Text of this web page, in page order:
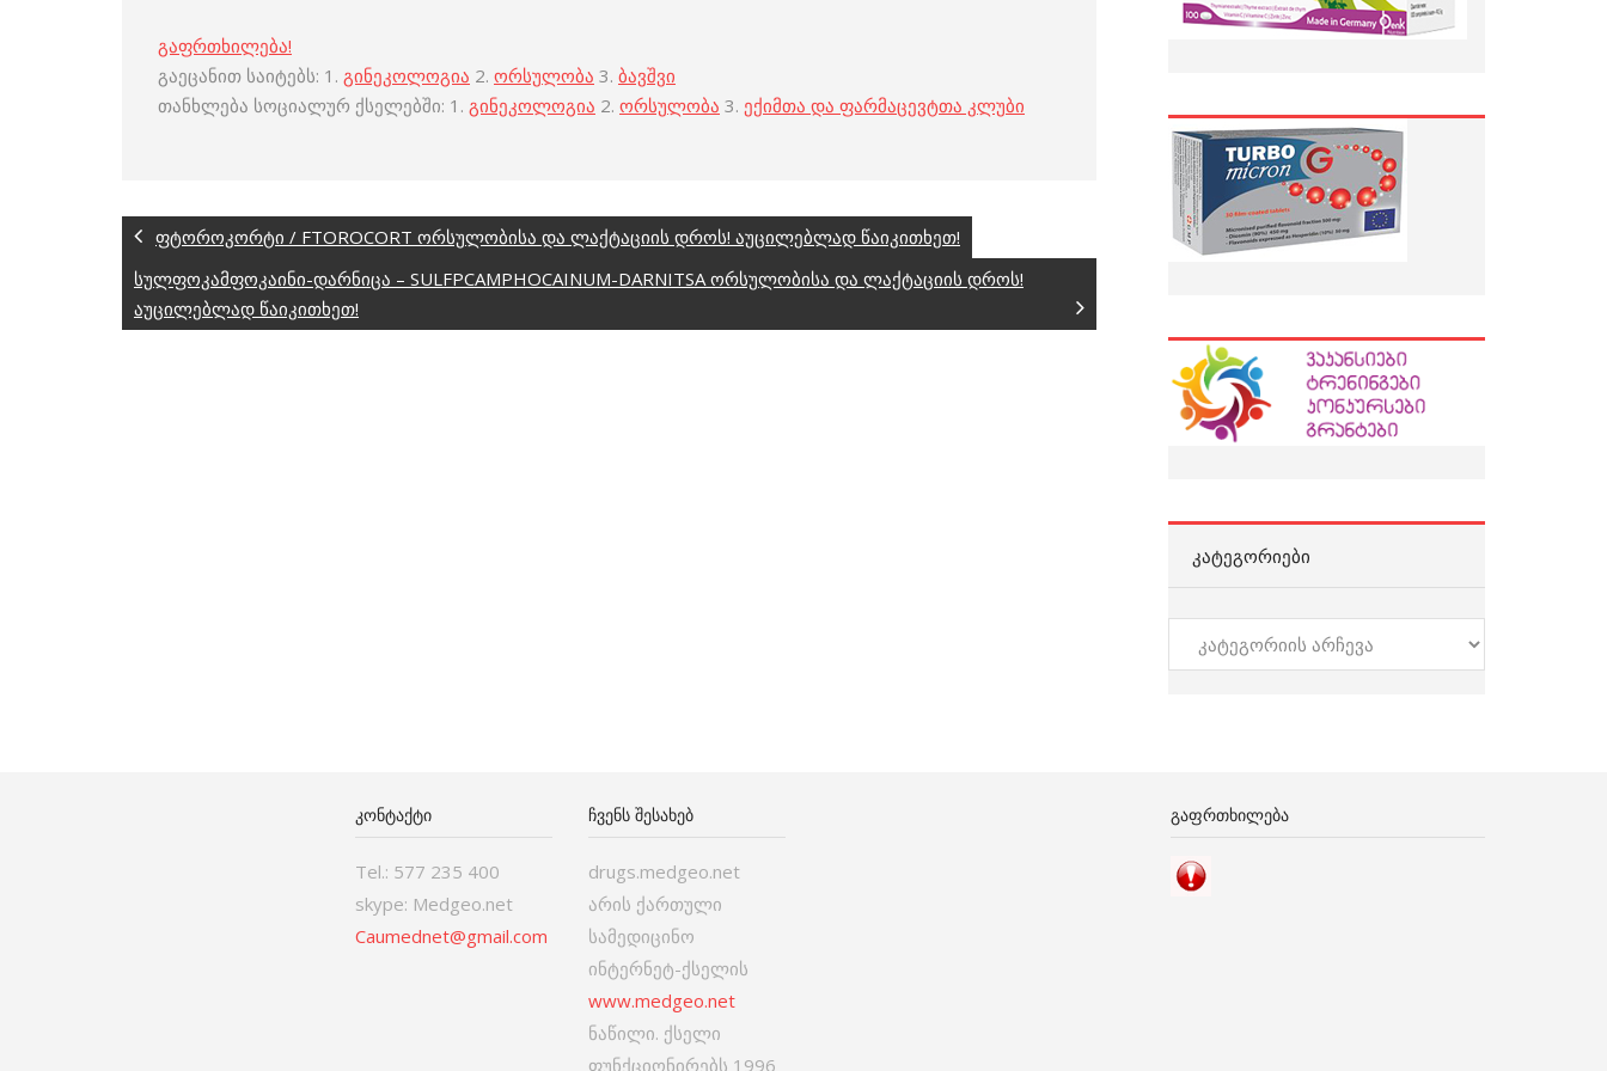
გაფრთხილება!
გაეცანით საიტებს: 1. გინეკოლოგია 2. ორსულობა 3. ბავშვი
თანხლება სოციალურ ქსელებში: 1. გინეკოლოგია 2. ორსულობა 3. ექიმთა და ფარმაცევტთა კლუბი
ფტოროკორტი / FTOROCORT ორსულობისა და ლაქტაციის დროს! აუცილებლად წაიკითხეთ!
სულფოკამფოკაინი-დარნიცა – SULFPCAMPHOCAINUM-DARNITSA ორსულობისა და ლაქტაციის დროს!
აუცილებლად წაიკითხეთ!
ᲙᲐᲢᲔᲒᲝᲠᲘᲔᲑᲘ
კატეგორიები
ᲙᲝᲜᲢᲐᲥᲢᲘ
Tel.: 577 235 400
skype: Medgeo.net
Caumednet@gmail.com
ᲩᲕᲔᲜᲡ ᲨᲔᲡᲐᲮᲔᲑ
drugs.medgeo.net
არის ქართული
სამედიცინო
ინტერნეტ-ქსელის
www.medgeo.net
ნაწილი. ქსელი
ფუნქციონირებს 1996
ᲒᲐᲤᲠᲗᲮᲘᲚᲔᲑᲐ